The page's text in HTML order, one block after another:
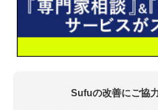
Sufuの改善にご協